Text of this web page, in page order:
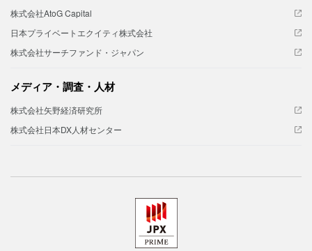
株式会社AtoG Capital
日本プライベートエクイティ株式会社
株式会社サーチファンド・ジャパン
メディア・調査・人材
株式会社矢野経済研究所
株式会社日本DX人材センター